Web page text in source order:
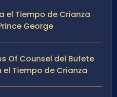
el Tiempo de Crianza
George
Of Counsel del Bufete
el Tiempo de Crianza